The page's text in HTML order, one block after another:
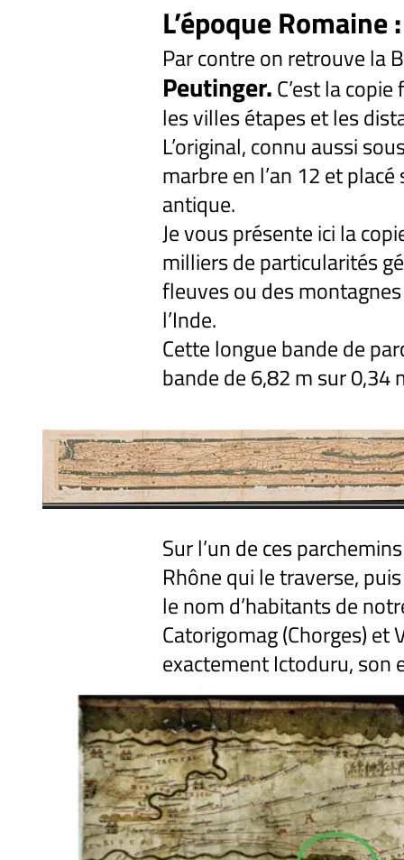
L’époque Romaine
Par contre on retrouve la
Peutinger.C’est la
les villes étapes et les
L’original, connu aussi
marbre en l’an 12 et
antique.
Je vous présente ici la
milliers de particularités
fleuves ou des
l’Inde.
Cette longue bande de
bande de 6,82 m sur 0,34
Sur l’un de ces
Rhône qui le traverse,
le nom d’habitants de
Catorigomag (Chorges) et
exactement Ictoduru, son